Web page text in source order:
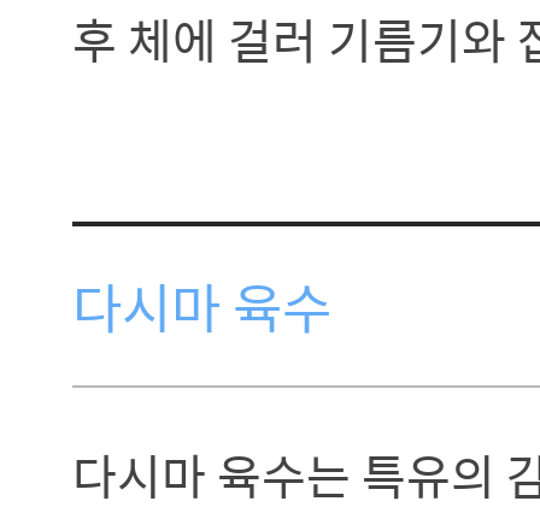
후 체에 걸러 기름기와
다시마 육수
다시마 육수는 특유의